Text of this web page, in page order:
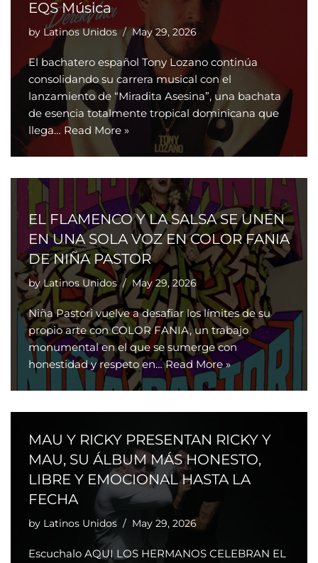
EQS Música
by Latinos Unidos May 29, 2026
El bachatero español Tony Lozano continúa
consolidando su carrera musical con el
lanzamiento de “Miradita Asesina”, una bachata
de esencia totalmente tropical dominicana que
llega… Read More »
EL FLAMENCO Y LA SALSA SE UNEN
EN UNA SOLA VOZ EN COLOR FANIA
DE NIÑA PASTOR
byLatinos Unidos May 29, 2026
Niña Pastori vuelve a desafiar los límites de su
propio arte con COLOR FANIA, un trabajo
monumental en el que se sumerge con
honestidad y respeto en…Read More »
MAU Y RICKY PRESENTAN RICKY Y
MAU, SU ÁLBUM MÁS HONESTO,
LIBRE Y EMOCIONAL HASTA LA
FECHA
by Latinos Unidos May 29, 2026
Escuchalo AQUI LOS HERMANOS CELEBRAN EL